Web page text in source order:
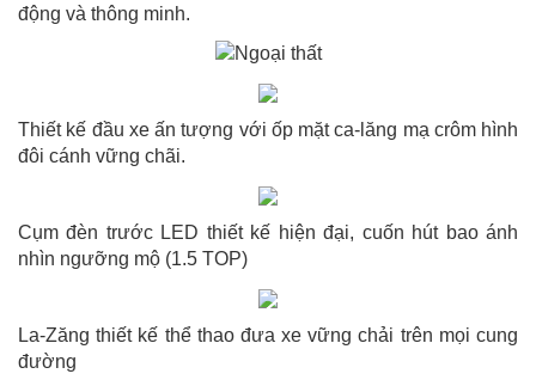
động và thông minh.
Thiết kế đầu xe ấn tượng với ốp mặt ca-lăng mạ crôm hình
đôi cánh vững chãi.
Cụm đèn trước LED thiết kế hiện đại, cuốn hút bao ánh
nhìn ngưỡng mộ (1.5 TOP)
La-Zăng thiết kế thể thao đưa xe vững chải trên mọi cung
đường